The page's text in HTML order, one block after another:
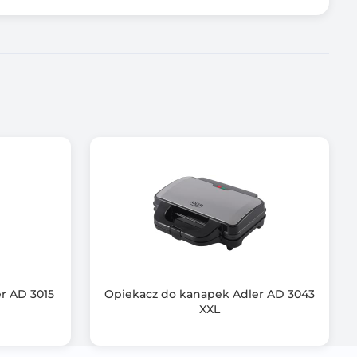
AD 3015
Opiekacz do kanapek Adler AD 3043
XXL